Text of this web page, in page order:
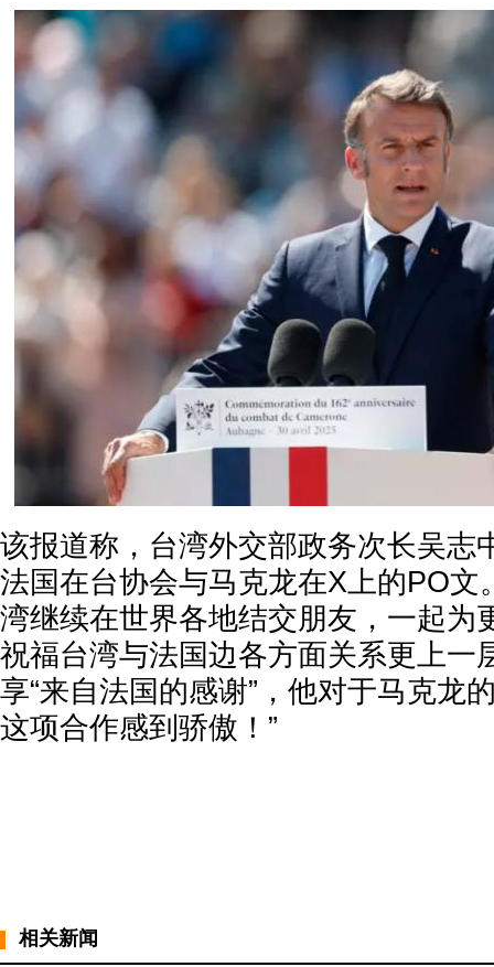
该报道称，台湾外交部政务次长吴志
法国在台协会与马克龙在X上的PO文
湾继续在世界各地结交朋友，一起为
祝福台湾与法国边各方面关系更上一
享“来自法国的感谢”，他对于马克龙
这项合作感到骄傲！”
相关新闻